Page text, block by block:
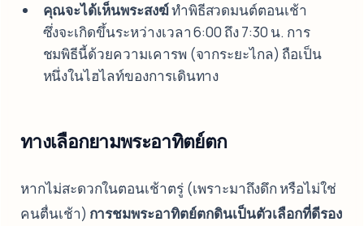
คุณจะได้เห็นพระสงฆ์ทำพิธีสวดมนต์ตอนเช้า
ซึ่งจะเกิดขึ้นระหว่างเวลา 6:00 ถึง 7:30 น. การ
ชมพิธีนี้ด้วยความเคารพ (จากระยะไกล) ถือเป็น
หนึ่งในไฮไลท์ของการเดินทาง
ทางเลือกยามพระอาทิตย์ตก
หากไม่สะดวกในตอนเช้าตรู่ (เพราะมาถึงดึก หรือไม่ใช่
คนตื่นเช้า) การชมพระอาทิตย์ตกดินเป็นตัวเลือกที่ดีรอง